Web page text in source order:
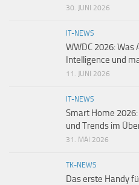
30. JUNI 2026
IT-NEWS
WWDC 2026: Was
Intelligence und
11. JUNI 2026
IT-NEWS
Smart Home
und Trends im
31. MAI 2026
TK-NEWS
Das erste Handy